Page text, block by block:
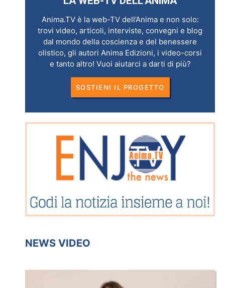
Anima.TV è la web-TV dell’Anima e non solo:
trovi video, articoli, interviste, convegni e blog
dal mondo della coscienza e del benessere
olistico, gli autori Anima Edizioni, i video-corsi
e tanto altro! Vuoi aiutarci a darti di più?
SOSTIENI IL PROGETTO
NEWS VIDEO